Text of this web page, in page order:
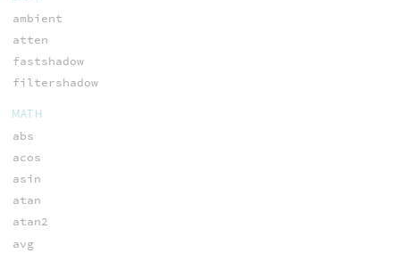
ambient
atten
fastshadow
filtershadow
MATH
abs
acos
asin
atan
atan2
avg